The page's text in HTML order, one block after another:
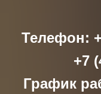
Телефон:
+7
График